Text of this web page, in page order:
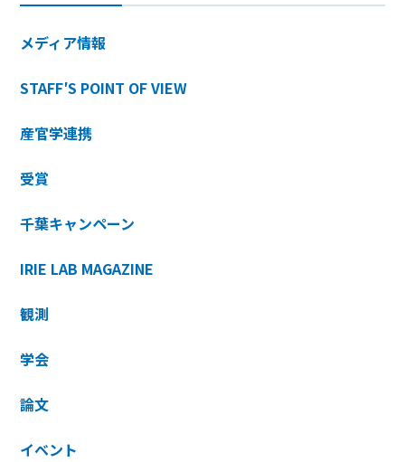
メディア情報
STAFF′S POINT OF VIEW
産官学連携
受賞
千葉キャンペーン
IRIE LAB MAGAZINE
観測
学会
論文
イベント